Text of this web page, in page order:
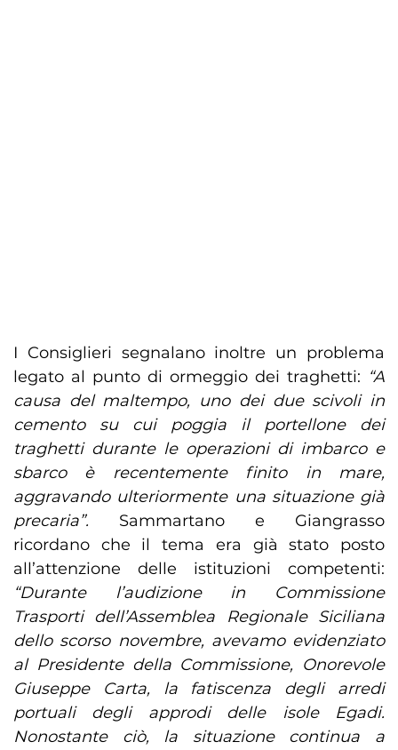
I Consiglieri segnalano inoltre un problema
legato al punto di ormeggio dei traghetti: “A
causa del maltempo, uno dei due scivoli in
cemento su cui poggia il portellone dei
traghetti durante le operazioni di imbarco e
sbarco è recentemente finito in mare,
aggravando ulteriormente una situazione già
precaria”. Sammartano e Giangrasso
ricordano che il tema era già stato posto
all’attenzione delle istituzioni competenti:
“Durante l’audizione in Commissione
Trasporti dell’Assemblea Regionale Siciliana
dello scorso novembre, avevamo evidenziato
al Presidente della Commissione, Onorevole
Giuseppe Carta, la fatiscenza degli arredi
portuali degli approdi delle isole Egadi.
Nonostante ciò, la situazione continua a